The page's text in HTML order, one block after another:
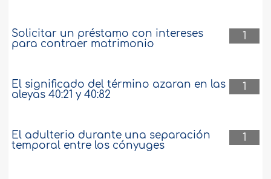
1
Solicitar un préstamo con intereses
para contraer matrimonio
1
El significado del término azaran en las
aleyas 40:21 y 40:82
1
El adulterio durante una separación
temporal entre los cónyuges